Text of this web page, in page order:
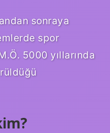
sonraya
spor
5000 yıllarında